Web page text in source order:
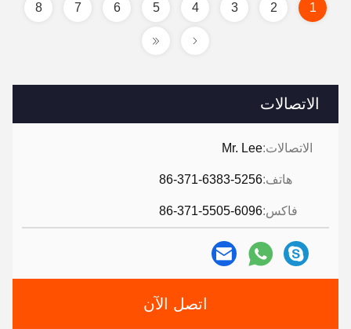
الاتصالات
الاتصالات:Mr. Lee
هاتف:86-371-6383-5256
فاكس:86-371-5505-6096
اتصل الآن
1
2
3
4
5
6
7
8